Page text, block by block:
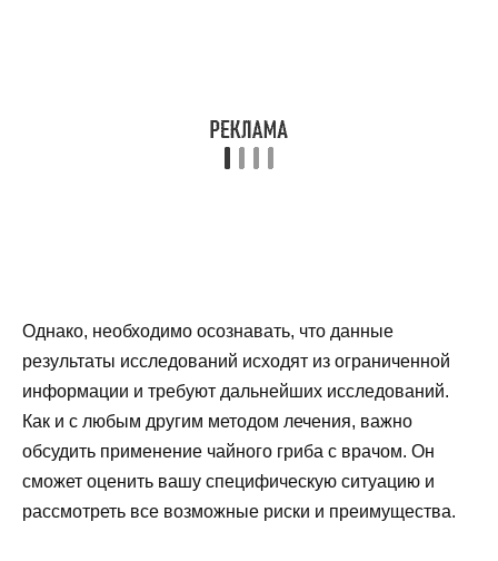
Однако, необходимо осознавать, что данные
результаты исследований исходят из ограниченной
информации и требуют дальнейших исследований.
Как и с любым другим методом лечения, важно
обсудить применение чайного гриба с врачом. Он
сможет оценить вашу специфическую ситуацию и
рассмотреть все возможные риски и преимущества.